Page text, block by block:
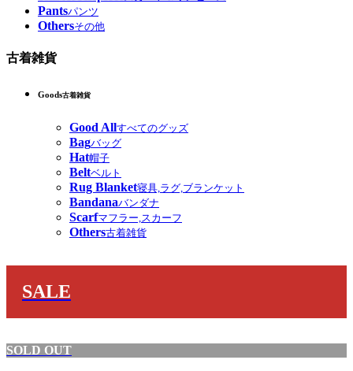
Pantsパンツ
Othersその他
古着雑貨
Goods古着雑貨
Good Allすべてのグッズ
Bagバッグ
Hat帽子
Beltベルト
Rug Blanket寝具,ラグ,ブランケット
Bandanaバンダナ
Scarfマフラー,スカーフ
Others古着雑貨
SALE
SOLD OUT